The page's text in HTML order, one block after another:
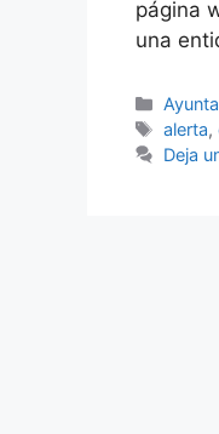
página
una
alerta,
Deja